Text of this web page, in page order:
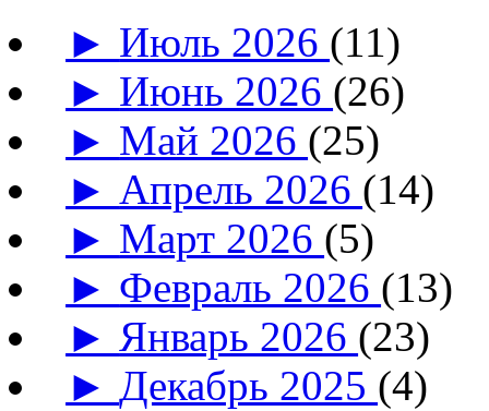
► Июль 2026 (11)
► Июнь 2026 (26)
► Май 2026 (25)
► Апрель 2026 (14)
► Март 2026 (5)
► Февраль 2026 (13)
► Январь 2026 (23)
►Декабрь 2025 (4)